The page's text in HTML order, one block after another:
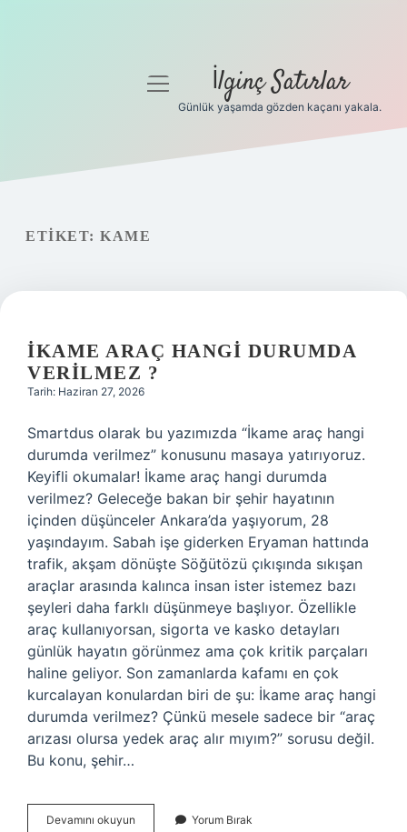
Gizlilik Politikası
menüyü
İlginç Satırlar
Günlük yaşamda gözden kaçanı yakala.
ETIKET: KAME
İKAME ARAÇ HANGI DURUMDA
VERILMEZ ?
Tarih: Haziran 27, 2026
Smartdus olarak bu yazımızda “İkame araç hangi
durumda verilmez” konusunu masaya yatırıyoruz.
Keyifli okumalar! İkame araç hangi durumda
verilmez? Geleceğe bakan bir şehir hayatının
içinden düşünceler Ankara’da yaşıyorum, 28
yaşındayım. Sabah işe giderken Eryaman hattında
trafik, akşam dönüşte Söğütözü çıkışında sıkışan
araçlar arasında kalınca insan ister istemez bazı
şeyleri daha farklı düşünmeye başlıyor. Özellikle
araç kullanıyorsan, sigorta ve kasko detayları
günlük hayatın görünmez ama çok kritik parçaları
haline geliyor. Son zamanlarda kafamı en çok
kurcalayan konulardan biri de şu: İkame araç hangi
durumda verilmez? Çünkü mesele sadece bir “araç
arızası olursa yedek araç alır mıyım?” sorusu değil.
Bu konu, şehir…
Devamını okuyun Yorum Bırak